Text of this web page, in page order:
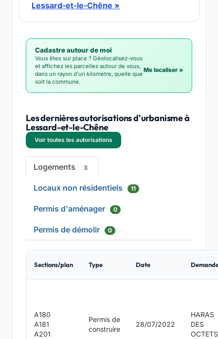
Lessard-et-le-Chêne »
Cadastre autour de moi
Vous êtes sur place ? Géolocalisez-vous
et affichez les parcelles autour de vous,
dans un rayon d'un kilomètre, quelle que
soit la commune.
Me localiser »
Les dernières autorisations d'urbanisme à
Lessard-et-le-Chêne
Voir toutes les autorisations
Logements 3
Locaux non résidentiels 11
Permis d'aménager 0
Permis de démolir 0
Sections/plan Type Date
A180
A181
A201
Permis de
construire
28/07/2022
HARAS
DES
OCTETS